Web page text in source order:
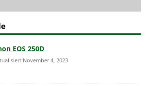
EOS 250D
4, 2023